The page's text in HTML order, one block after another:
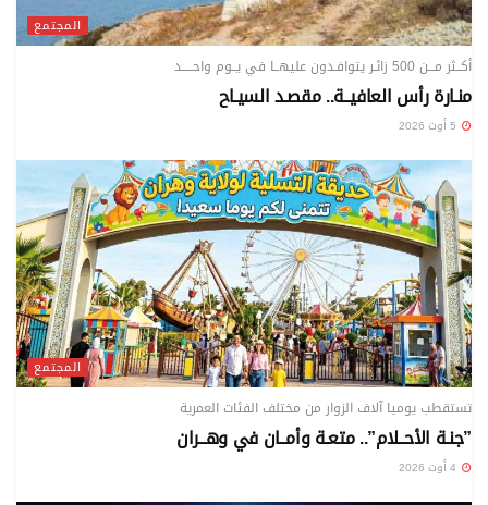
المجتمع
أكــثر مـــن 500 زائـر يتوافـدون عليهــا في يــوم واحـــــد
منـارة رأس العافيــة.. مقصـد السيـاح
المجتمع
تستقطب يوميا آلاف الزوار من مختلف الفئات العمرية
”جنـة الأحــلام”.. متعـة وأمــان في وهــران